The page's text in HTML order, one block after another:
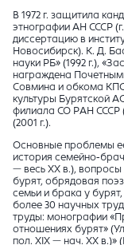
В 1972 г. защитила
этнографии АН СССР
диссертацию в
Новосибирск). К. Д.
науки РБ» (1992 г.),
награждена
Совмина и обкома
культуры Бурятской
филиала СО РАН СССР
(2001 г.).
Основные проблемы
история семейно-
— весь ХХ в.), вопросы
бурят, обрядовая
семьи и брака у
более 30 научных
труды: монографии
отношениях бурят»
пол. XIX — нач. XX в.)»